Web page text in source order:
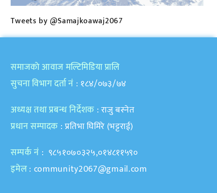
Tweets by @Samajkoawaj2067
समाजकाे आवाज मल्टिमिडिया प्रालि
सुचना विभाग दर्ता नं : १८४/०७३/७४
अध्यक्ष तथा प्रबन्ध निर्देशक : राजु बस्नेत
प्रधान सम्पादक : प्रतिभा घिमिरे (भट्टराई)
सम्पर्क नं : ९८५१०७०३२५,०१४८११५९०
इमेल: community2067@gmail.com